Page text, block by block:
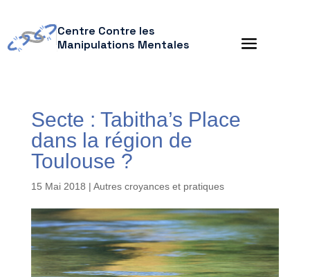
Centre Contre les
Manipulations Mentales
Secte : Tabitha’s Place
dans la région de
Toulouse ?
15 Mai 2018 | Autres croyances et pratiques